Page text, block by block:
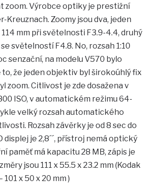
zoom. Výrobce optiky je prestižní
Kreuznach. Zoomy jsou dva, jeden
114 mm při světelnosti F3.9-4.4, druhý
světelností F4.8. No, rozsah 1:10
senzační, na modelu V570 bylo
to, že jeden objektiv byl širokoúhlý fix
zoom. Citlivost je zde dosažena v
ISO, v automatickém režimu 64-
velký rozsah automatického
Rozsah závěrky je od 8 sec do
displej je 2,8´´, přístroj nemá optický
paměť má kapacitu 28 MB, zápis je
jsou 111 x 55.5 x 23.2 mm (Kodak
x 50 x 20 mm )